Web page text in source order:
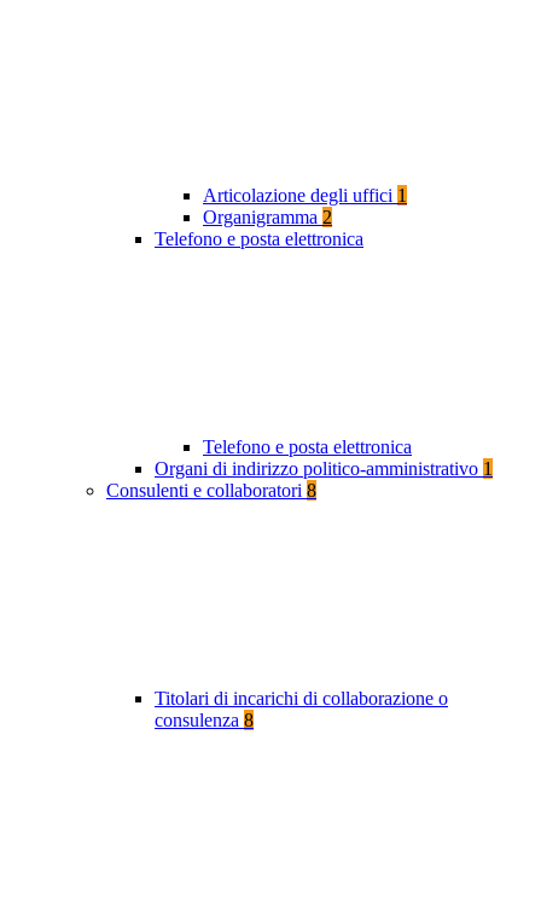
Articolazione degli uffici 1
Organigramma 2
Telefono e posta elettronica
Telefono e posta elettronica
Organi di indirizzo politico-amministrativo 1
Consulenti e collaboratori 8
Titolari di incarichi di collaborazione o
consulenza 8